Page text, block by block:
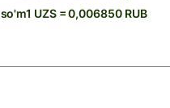
so'm1 UZS = 0,006850 RUB